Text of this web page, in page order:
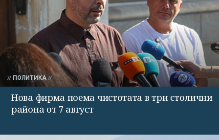
ПОЛИТИКА
Нова фирма поема чистотата в три столични
района от 7 август